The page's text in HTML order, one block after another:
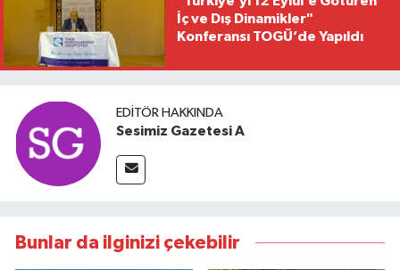
İç ve Dış Dinamikler"
Konferansı TOGÜ’de Yapıldı
EDITÖR HAKKINDA
Sesimiz Gazetesi A
Bunlar da ilginizi çekebilir